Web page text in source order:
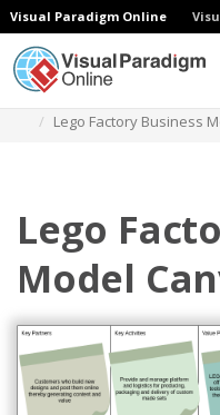
Visual Paradigm Online
Lego Factory Business
Lego
Model